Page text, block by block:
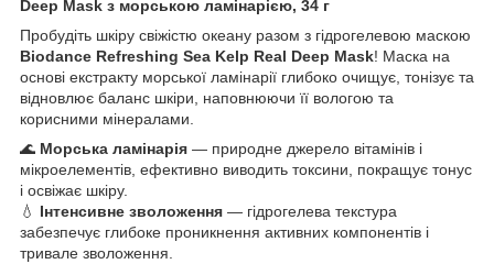
Deep Mask з морською ламінарією, 34 г
Пробудіть шкіру свіжістю океану разом з гідрогелевою маскою
Biodance Refreshing Sea Kelp Real Deep Mask! Маска на
основі екстракту морської ламінарії глибоко очищує, тонізує та
відновлює баланс шкіри, наповнюючи її вологою та
корисними мінералами.
🌊 Морська ламінарія — природне джерело вітамінів і
мікроелементів, ефективно виводить токсини, покращує тонус
і освіжає шкіру.
💧 Інтенсивне зволоження — гідрогелева текстура
забезпечує глибоке проникнення активних компонентів і
тривале зволоження.